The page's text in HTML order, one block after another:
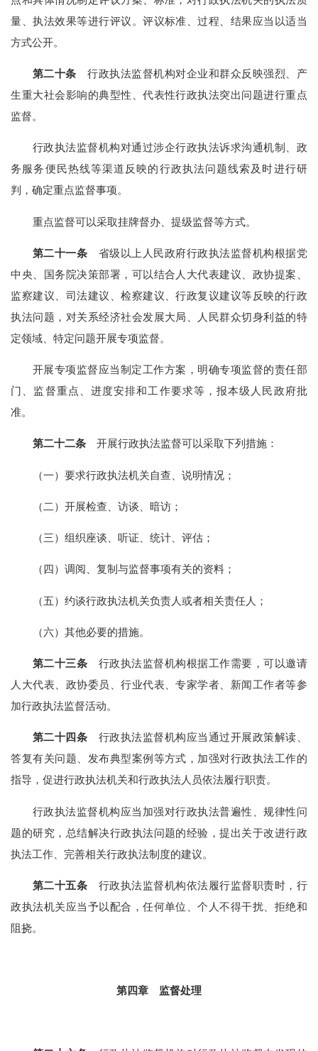
量、执法效果等进行评议。评议标准、过程、结果应当以适当
方式公开。
第二十条 行政执法监督机构对企业和群众反映强烈、产
生重大社会影响的典型性、代表性行政执法突出问题进行重点
监督。
行政执法监督机构对通过涉企行政执法诉求沟通机制、政
务服务便民热线等渠道反映的行政执法问题线索及时进行研
判，确定重点监督事项。
重点监督可以采取挂牌督办、提级监督等方式。
第二十一条 省级以上人民政府行政执法监督机构根据党
中央、国务院决策部署，可以结合人大代表建议、政协提案、
监察建议、司法建议、检察建议、行政复议建议等反映的行政
执法问题，对关系经济社会发展大局、人民群众切身利益的特
定领域、特定问题开展专项监督。
开展专项监督应当制定工作方案，明确专项监督的责任部
门、监督重点、进度安排和工作要求等，报本级人民政府批
准。
第二十二条开展行政执法监督可以采取下列措施：
（一）要求行政执法机关自查、说明情况；
（二）开展检查、访谈、暗访；
（三）组织座谈、听证、统计、评估；
（四）调阅、复制与监督事项有关的资料；
（五）约谈行政执法机关负责人或者相关责任人；
（六）其他必要的措施。
第二十三条 行政执法监督机构根据工作需要，可以邀请
人大代表、政协委员、行业代表、专家学者、新闻工作者等参
加行政执法监督活动。
第二十四条 行政执法监督机构应当通过开展政策解读、
答复有关问题、发布典型案例等方式，加强对行政执法工作的
指导，促进行政执法机关和行政执法人员依法履行职责。
行政执法监督机构应当加强对行政执法普遍性、规律性问
题的研究，总结解决行政执法问题的经验，提出关于改进行政
执法工作、完善相关行政执法制度的建议。
第二十五条 行政执法监督机构依法履行监督职责时，行
政执法机关应当予以配合，任何单位、个人不得干扰、拒绝和
阻挠。
第四章 监督处理